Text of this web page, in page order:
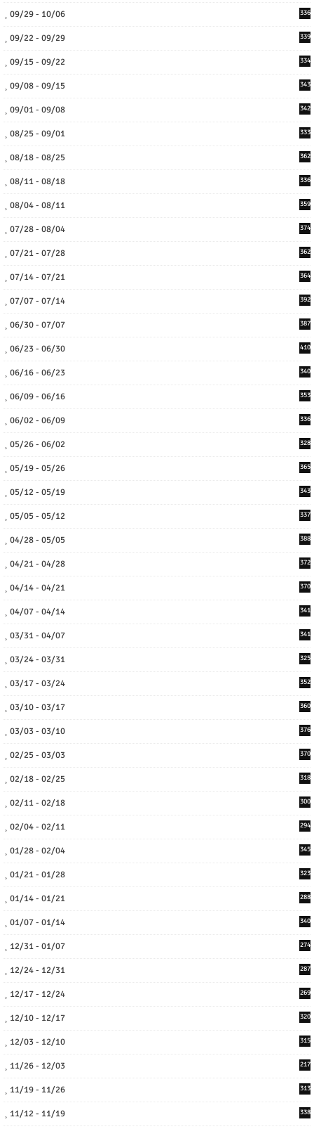
09/29 - 10/06 336
09/22 - 09/29 339
09/15 - 09/22 334
09/08 - 09/15 343
09/01 - 09/08 342
08/25 - 09/01 333
08/18 - 08/25 362
08/11 - 08/18 336
08/04 - 08/11 359
07/28 - 08/04 374
07/21 - 07/28 362
07/14 - 07/21 364
07/07 - 07/14 392
06/30 - 07/07 387
06/23 - 06/30 410
06/16 - 06/23 340
06/09 - 06/16 353
06/02 - 06/09 336
05/26 - 06/02 328
05/19 - 05/26 365
05/12 - 05/19 343
05/05 - 05/12 337
04/28 - 05/05 388
04/21 - 04/28 372
04/14 - 04/21 370
04/07 - 04/14 341
03/31 - 04/07 341
03/24 - 03/31 325
03/17 - 03/24 352
03/10 - 03/17 360
03/03 - 03/10 376
02/25 - 03/03 370
02/18 - 02/25 318
02/11 - 02/18 300
02/04 - 02/11 294
01/28 - 02/04 345
01/21 - 01/28 323
01/14 - 01/21 288
01/07 - 01/14 340
12/31 - 01/07 274
12/24 - 12/31 287
12/17 - 12/24 269
12/10 - 12/17 320
12/03 - 12/10 315
11/26 - 12/03 217
11/19 - 11/26 313
11/12 - 11/19 338